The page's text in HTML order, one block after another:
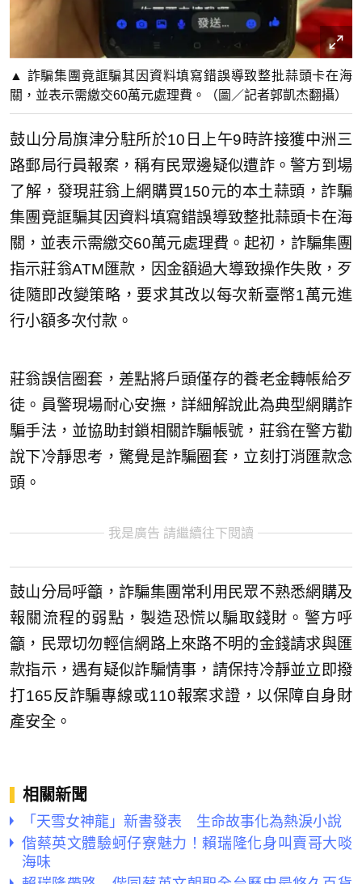
▲ 詐騙集團竟誆騙其因資料填寫錯誤導致整批蒜頭卡在海
關，並表示需繳交60萬元處理費。（圖／記者郭凱杰翻攝）
鼓山分局旗津分駐所於10日上午9時許接獲中洲三
路郵局行員報案，稱有民眾邊疑似遭詐。警方到場
了解，發現莊翁上網購買150元的本土蒜頭，詐騙
集團竟誆騙其因資料填寫錯誤導致整批蒜頭卡在海
關，並表示需繳交60萬元處理費。起初，詐騙集團
指示莊翁ATM匯款，因金額過大導致操作失敗，歹
徒隨即改變策略，要求其改以每次新臺幣1萬元進
行小額多次付款。
莊翁誤信圈套，差點將戶頭僅存的養老金轉帳給歹
徒。員警現場耐心安撫，詳細解說此為典型網購詐
騙手法，並協助封鎖相關詐騙帳號，莊翁在警方勸
說下冷靜思考，驚覺是詐騙圈套，立刻打消匯款念
頭。
我是廣告 請繼續往下閱讀
鼓山分局呼籲，詐騙集團常利用民眾不熟悉網購及
報關流程的弱點，製造恐慌以騙取錢財。警方呼
籲，民眾切勿輕信網路上來路不明的金錢請求與匯
款指示，遇有疑似詐騙情事，請保持冷靜並立即撥
打165反詐騙專線或110報案求證，以保障自身財
產安全。
相關新聞
「天雪女神龍」新書發表 生命故事化為熱淚小說
偕蔡英文體驗蚵仔寮魅力！賴瑞隆化身叫賣哥大啖
海味